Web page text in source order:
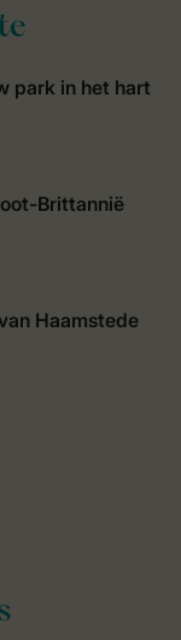
park in het hart
Brittannië
Haamstede